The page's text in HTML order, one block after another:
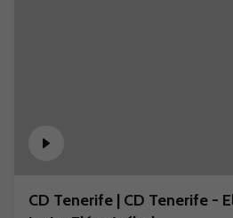
CD Tenerife | CD Tenerife -